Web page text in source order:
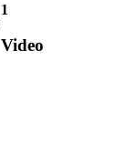
1
Video